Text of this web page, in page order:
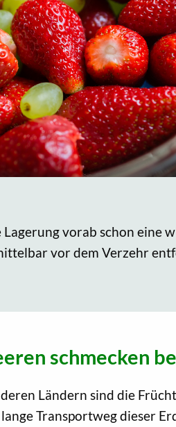
vorab schon eine
vor dem Verzehr
schmecken
Ländern sind die
Transportweg dieser